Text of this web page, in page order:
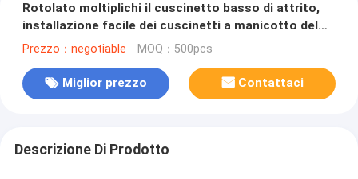
Rotolato moltiplichi il cuscinetto basso di attrito,
installazione facile dei cuscinetti a manicotto del
bronzo CuSn8
Prezzo：negotiable MOQ：500pcs
Miglior prezzo Contattaci
Descrizione Di Prodotto